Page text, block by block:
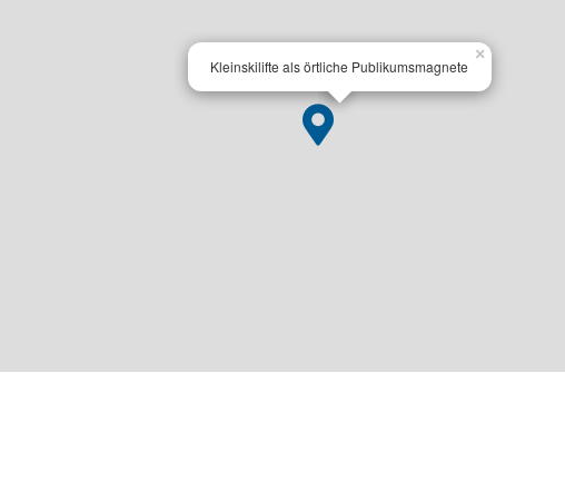
Kleinskilifte als örtliche Publikumsmagnete
×